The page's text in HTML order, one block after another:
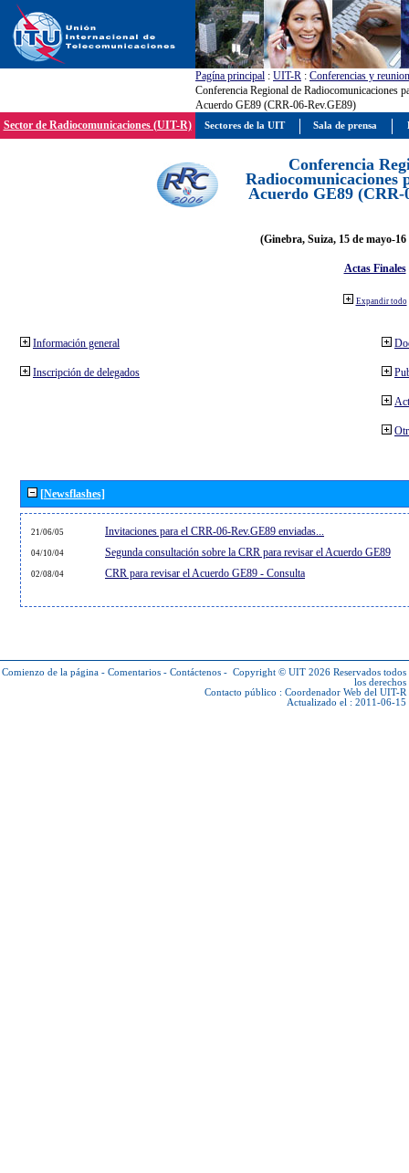
Pagína principal : UIT-R : Conferencias y
Conferencia Regional de Radiocomunicaciones
Acuerdo GE89 (CRR-06-Rev.GE89)
Sector de Radiocomunicaciones (UIT-R)
Conferencia
Radiocomunicaciones
Acuerdo GE89 (CRR-
(Ginebra, Suiza, 15 de mayo-
Actas Finales
Expandir todo
Información general
Inscripción de delegados
[Newsflashes]
21/06/05 Invitaciones para el CRR-06-Rev.GE89 enviadas...
04/10/04 Segunda consultación sobre la CRR para revisar el Acuerdo GE89
02/08/04 CRR para revisar el Acuerdo GE89 - Consulta
Comienzo de la página - Comentarios - Contáctenos - Copyright © UIT 2026 Reservados todos
los derechos
Contacto público : Coordenador Web del UIT-R
Actualizado el : 2011-06-15
Sectores de la UIT Sala de prensa